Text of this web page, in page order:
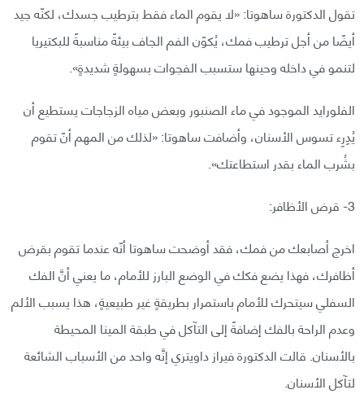
تقول الدكتورة ساهوتا: «لا يقوم الماء فقط بترطيب جسدك، لكنّه جيد
أيضًا من أجل ترطيب فمك، يُكوّن الفم الجاف بيئةً مناسبةً للبكتيريا
لتنمو في داخله وحينها ستسبب الفجوات بسهولةٍ شديدةٍ».
الفلورايد الموجود في ماء الصنبور وبعض مياه الزجاجات يستطيع أن
يُدِرِء تسوس الأسنان، وأضافت ساهوتا: «لذلك من المهم أنّ تقوم
بشُرب الماء بقدر استطاعتك».
3- قرض الأظافر:
اخرج أصابعك من فمك، فقد أوضحت ساهوتا أنّه عندما تقوم بقرض
أظافرك، فهذا يضع فكك في الوضع البارز للأمام، ما يعني أنَّ الفك
السفلي سيتحرك للأمام باستمرار بطريقةٍ غير طبيعيةٍ، هذا يسبب الألم
وعدم الراحة بالفك إضافةً إلى التآكل في طبقة المينا المحيطة
بالأسنان. قالت الدكتورة فيراز داويتري إنَّه واحد من الأسباب الشائعة
لتآكل الأسنان.